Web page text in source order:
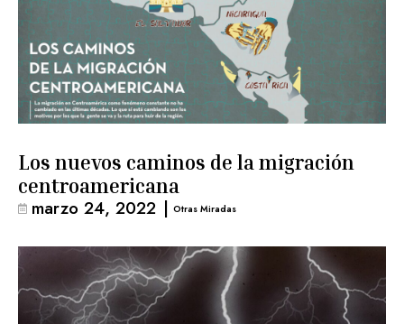
Los nuevos caminos de la migración
centroamericana
marzo 24, 2022 | Otras Miradas